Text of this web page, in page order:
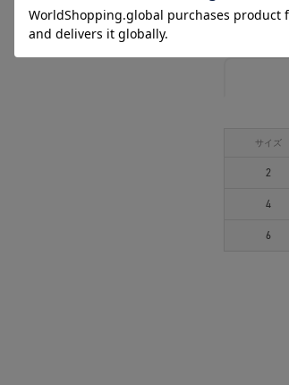
サイズ
2
4
6